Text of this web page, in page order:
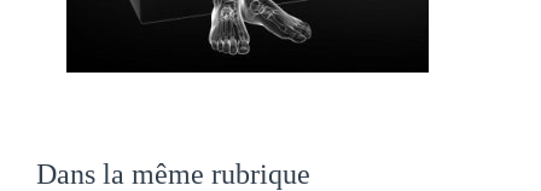
Dans la même rubrique